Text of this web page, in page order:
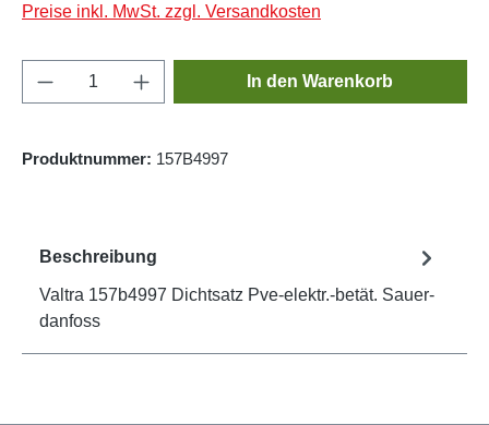
Preise inkl. MwSt. zzgl. Versandkosten
Produkt Anzahl: Gib den gewünschten
In den Warenkorb
Produktnummer: 157B4997
Beschreibung
Valtra 157b4997 Dichtsatz Pve-elektr.-betät. Sauer-
danfoss